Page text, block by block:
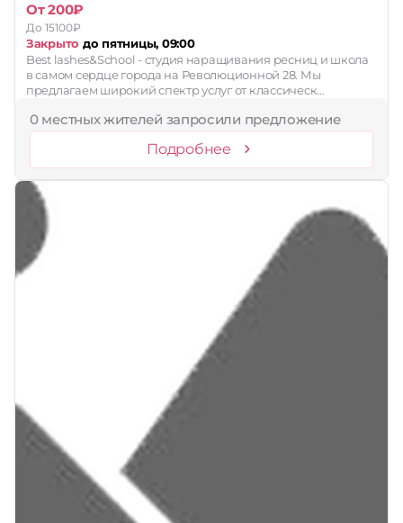
От 200₽
До 15100₽
Закрыто до пятницы, 09:00
Best lashes&School - студия наращивания ресниц и школа
в самом сердце города на Революционной 28. Мы
предлагаем широкий спектр услуг от классическ…
0 местных жителей запросили предложение
Подробнее